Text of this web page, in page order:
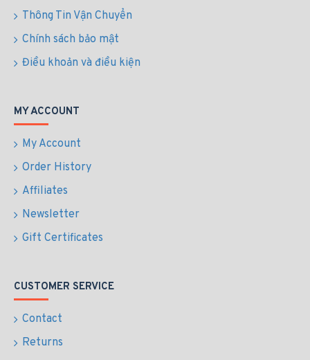
Thông Tin Vận Chuyển
Chính sách bảo mật
Điều khoản và điều kiện
MY ACCOUNT
My Account
Order History
Affiliates
Newsletter
Gift Certificates
CUSTOMER SERVICE
Contact
Returns